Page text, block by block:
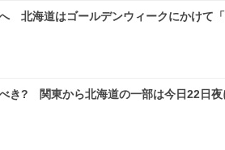
北海道はゴールデンウィークにかけて
き? 関東から北海道の一部は今日22日夜